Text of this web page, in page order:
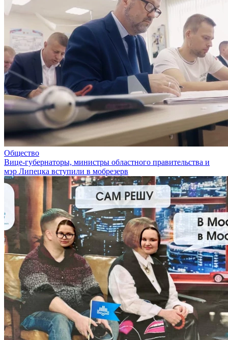
Общество
Вице-губернаторы, министры областного правительства и
мэр Липецка вступили в мобрезерв